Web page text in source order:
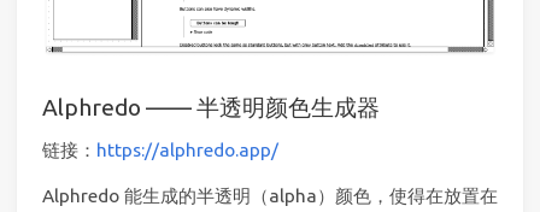
Alphredo —— 半透明颜色生成器
链接： https://alphredo.app/
Alphredo 能生成的半透明（alpha）颜色，使得在放置在